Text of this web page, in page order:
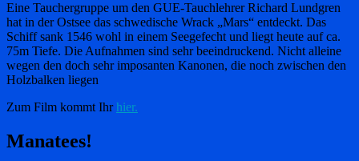
Eine Tauchergruppe um den GUE-Tauchlehrer Richard Lundgren
hat in der Ostsee das schwedische Wrack „Mars“ entdeckt. Das
Schiff sank 1546 wohl in einem Seegefecht und liegt heute auf ca.
75m Tiefe. Die Aufnahmen sind sehr beeindruckend. Nicht alleine
wegen den doch sehr imposanten Kanonen, die noch zwischen den
Holzbalken liegen
Zum Film kommt Ihrhier.
Manatees!